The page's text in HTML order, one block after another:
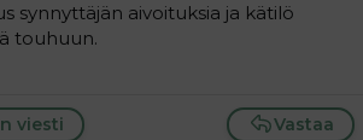
synnyttäjän aivoituksia ja kätilö
touhuun.
Vastaa
viesti